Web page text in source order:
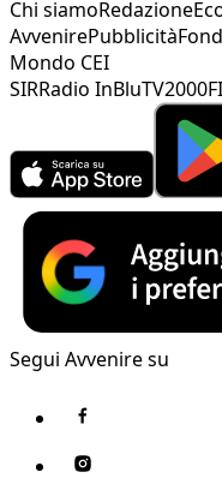
Chi siamoRedazione
AvvenirePubblicità
Mondo CEI
SIRRadio InBluTV2000
Segui Avvenire su